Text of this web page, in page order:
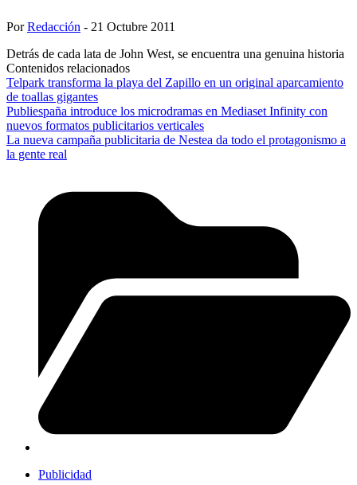
PorRedacción - 21 Octubre 2011
Detrás de cada lata de John West, se encuentra una genuina historia
Contenidos relacionados
Telpark transforma la playa del Zapillo en un original aparcamiento
de toallas gigantes
Publiespaña introduce los microdramas en Mediaset Infinity con
nuevos formatos publicitarios verticales
La nueva campaña publicitaria de Nestea da todo el protagonismo a
la gente real
Publicidad